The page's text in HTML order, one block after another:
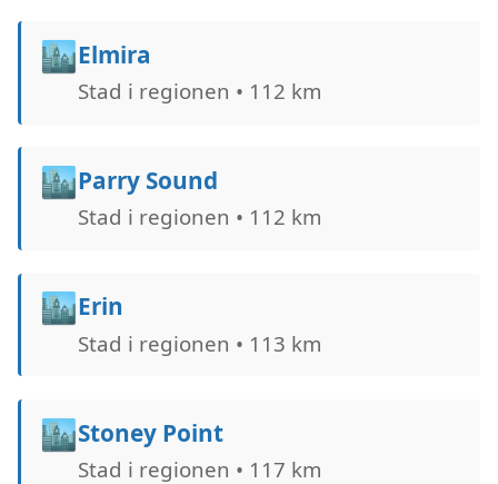
🏙️Elmira
Stad i regionen • 112 km
🏙️Parry Sound
Stad i regionen • 112 km
🏙️Erin
Stad i regionen • 113 km
🏙️Stoney Point
Stad i regionen • 117 km